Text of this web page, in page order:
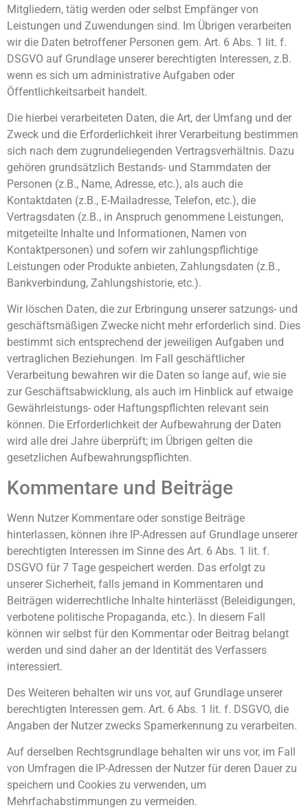
Mitgliedern, tätig werden oder selbst Empfänger von
Leistungen und Zuwendungen sind. Im Übrigen verarbeiten
wir die Daten betroffener Personen gem. Art. 6 Abs. 1 lit. f.
DSGVO auf Grundlage unserer berechtigten Interessen, z.B.
wenn es sich um administrative Aufgaben oder
Öffentlichkeitsarbeit handelt.
Die hierbei verarbeiteten Daten, die Art, der Umfang und der
Zweck und die Erforderlichkeit ihrer Verarbeitung bestimmen
sich nach dem zugrundeliegenden Vertragsverhältnis. Dazu
gehören grundsätzlich Bestands- und Stammdaten der
Personen (z.B., Name, Adresse, etc.), als auch die
Kontaktdaten (z.B., E-Mailadresse, Telefon, etc.), die
Vertragsdaten (z.B., in Anspruch genommene Leistungen,
mitgeteilte Inhalte und Informationen, Namen von
Kontaktpersonen) und sofern wir zahlungspflichtige
Leistungen oder Produkte anbieten, Zahlungsdaten (z.B.,
Bankverbindung, Zahlungshistorie, etc.).
Wir löschen Daten, die zur Erbringung unserer satzungs- und
geschäftsmäßigen Zwecke nicht mehr erforderlich sind. Dies
bestimmt sich entsprechend der jeweiligen Aufgaben und
vertraglichen Beziehungen. Im Fall geschäftlicher
Verarbeitung bewahren wir die Daten so lange auf, wie sie
zur Geschäftsabwicklung, als auch im Hinblick auf etwaige
Gewährleistungs- oder Haftungspflichten relevant sein
können. Die Erforderlichkeit der Aufbewahrung der Daten
wird alle drei Jahre überprüft; im Übrigen gelten die
gesetzlichen Aufbewahrungspflichten.
Kommentare und Beiträge
Wenn Nutzer Kommentare oder sonstige Beiträge
hinterlassen, können ihre IP-Adressen auf Grundlage unserer
berechtigten Interessen im Sinne des Art. 6 Abs. 1 lit. f.
DSGVO für 7 Tage gespeichert werden. Das erfolgt zu
unserer Sicherheit, falls jemand in Kommentaren und
Beiträgen widerrechtliche Inhalte hinterlässt (Beleidigungen,
verbotene politische Propaganda, etc.). In diesem Fall
können wir selbst für den Kommentar oder Beitrag belangt
werden und sind daher an der Identität des Verfassers
interessiert.
Des Weiteren behalten wir uns vor, auf Grundlage unserer
berechtigten Interessen gem. Art. 6 Abs. 1 lit. f. DSGVO, die
Angaben der Nutzer zwecks Spamerkennung zu verarbeiten.
Auf derselben Rechtsgrundlage behalten wir uns vor, im Fall
von Umfragen die IP-Adressen der Nutzer für deren Dauer zu
speichern und Cookies zu verwenden, um
Mehrfachabstimmungen zu vermeiden.